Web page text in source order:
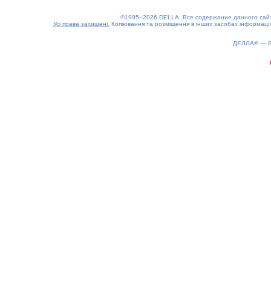
©1995–2026 DELLA. Все содержание данного
Усі права захищені. Копіювання та розміщення в інших засобах
ДЕЛЛА® —